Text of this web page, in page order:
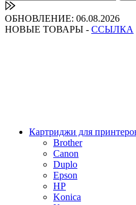
ОБНОВЛЕНИЕ: 06.08.2026
НОВЫЕ ТОВАРЫ - ССЫЛКА
Картриджи для
Brother
Canon
Duplo
Epson
HP
Konica